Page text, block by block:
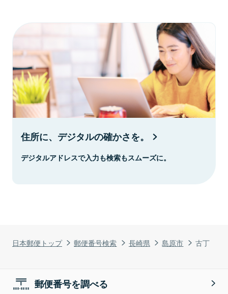
日本郵便トップ 郵便番号検索 長崎県 島原市 古丁
住所に、デジタルの確かさを。
デジタルアドレスで入力も検索もスムーズに。
郵便番号を調べる